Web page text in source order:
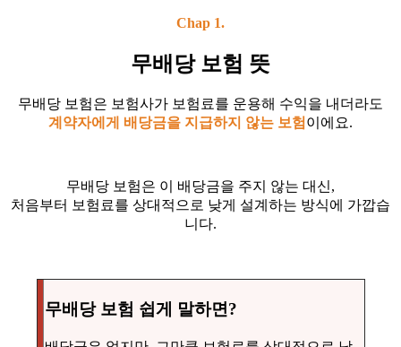
Chap 1.
무배당 보험 뜻
무배당 보험은 보험사가 보험료를 운용해 수익을 내더라도
계약자에게 배당금을 지급하지 않는 보험 이에요.
무배당 보험은 이 배당금을 주지 않는 대신,
처음부터 보험료를 상대적으로 낮게 설계하는 방식에 가깝습
니다.
무배당 보험 쉽게 말하면?